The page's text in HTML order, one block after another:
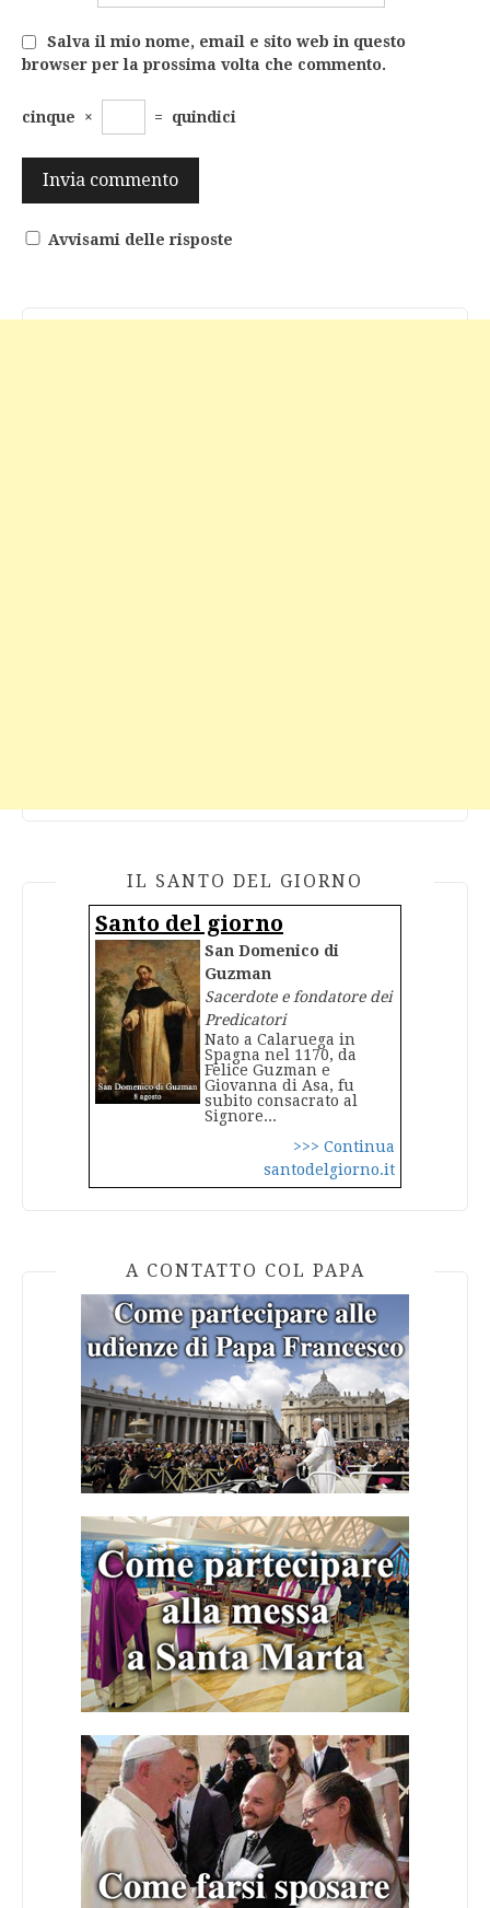
Salva il mio nome, email e sito web in questo
browser per la prossima volta che commento.
cinque × = quindici
Avvisami delle risposte
IL SANTO DEL GIORNO
Santo del giorno
San Domenico di
Guzman
Sacerdote e fondatore dei
Predicatori
Nato a Calaruega in
Spagna nel 1170, da
Felice Guzman e
Giovanna di Asa, fu
subito consacrato al
Signore...
>>> Continua
santodelgiorno.it
A CONTATTO COL PAPA